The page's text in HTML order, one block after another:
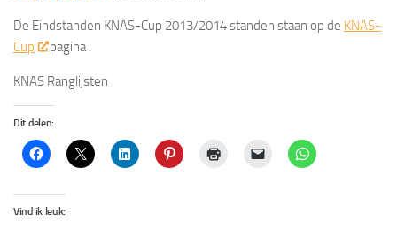
De Eindstanden KNAS-Cup 2013/2014 standen staan op de KNAS-
Cup
pagina .
KNAS Ranglijsten
Dit delen:
Vind ik leuk: